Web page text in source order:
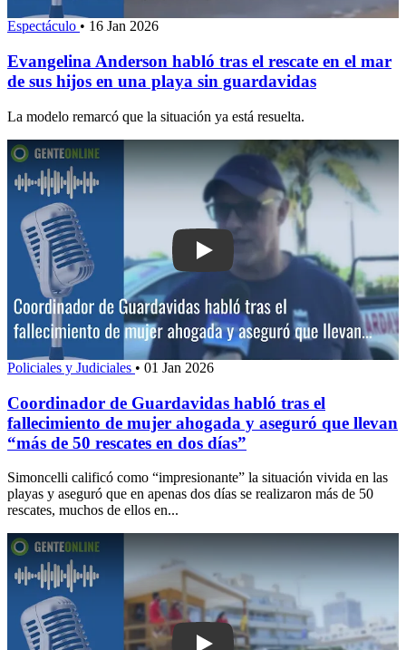
Espectáculo • 16 Jan 2026
Evangelina Anderson habló tras el rescate en el mar
de sus hijos en una playa sin guardavidas
La modelo remarcó que la situación ya está resuelta.
Play: Coordinador de Guardavidas
Policiales y Judiciales • 01 Jan 2026
Coordinador de Guardavidas habló tras el
fallecimiento de mujer ahogada y aseguró que llevan
“más de 50 rescates en dos días”
Simoncelli calificó como “impresionante” la situación vivida en las
playas y aseguró que en apenas dos días se realizaron más de 50
rescates, muchos de ellos en...